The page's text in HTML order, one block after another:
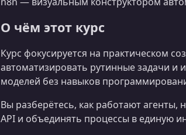
О чём этот курс
Курс фокусируется на практическом
автоматизировать рутинные задачи и
моделей без навыков
Вы разберётесь, как работают агенты,
API и объединять процессы в единую